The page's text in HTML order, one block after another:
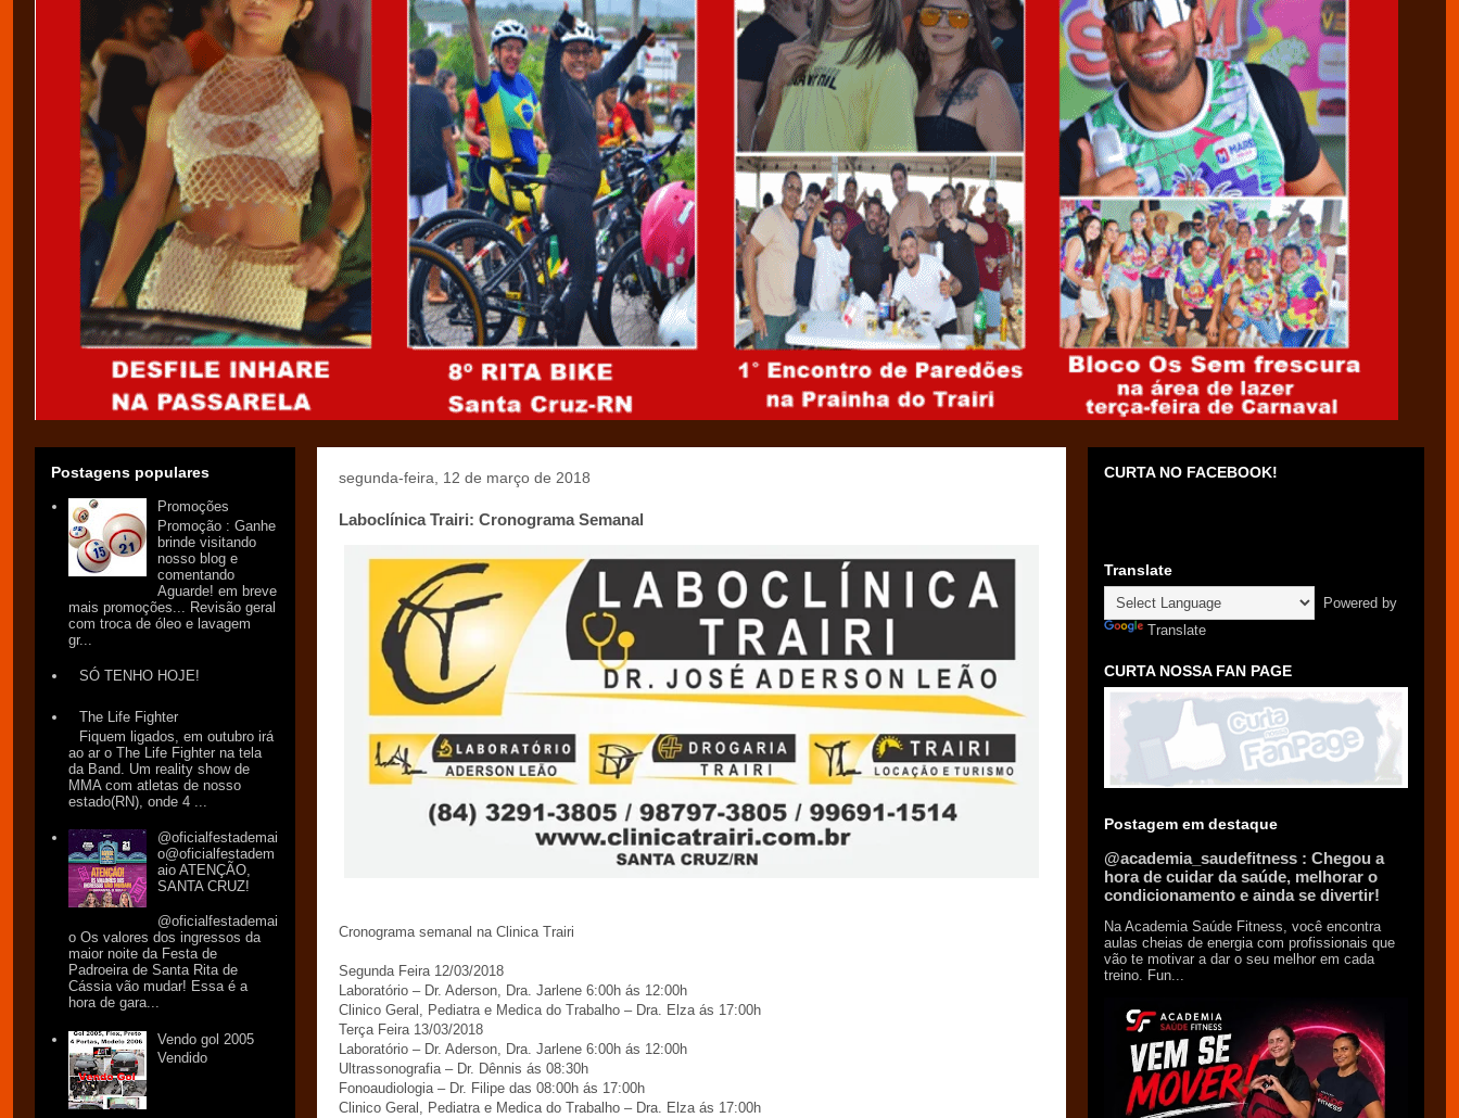
segunda-feira, 12 de março de 2018
Laboclínica Trairi: Cronograma Semanal
Cronograma semanal na Clinica Trairi
Segunda Feira 12/03/2018
Laboratório – Dr. Aderson, Dra. Jarlene 6:00h ás 12:00h
Clinico Geral, Pediatra e Medica do Trabalho – Dra. Elza ás 17:00h
Terça Feira 13/03/2018
Laboratório – Dr. Aderson, Dra. Jarlene 6:00h ás 12:00h
Ultrassonografia – Dr. Dênnis ás 08:30h
Fonoaudiologia – Dr. Filipe das 08:00h ás 17:00h
Clinico Geral, Pediatra e Medica do Trabalho – Dra. Elza ás 17:00h
Postagens populares
Promoções
Promoção : Ganhe
brinde visitando
nosso blog e
comentando
Aguarde! em breve
mais promoções... Revisão geral
com troca de óleo e lavagem
gr...
SÓ TENHO HOJE!
The Life Fighter
Fiquem ligados, em outubro irá
ao ar o The Life Fighter na tela
da Band. Um reality show de
MMA com atletas de nosso
estado(RN), onde 4 ...
@oficialfestademai
o@oficialfestadem
aio ATENÇÃO,
SANTA CRUZ!
@oficialfestademai
o Os valores dos ingressos da
maior noite da Festa de
Padroeira de Santa Rita de
Cássia vão mudar! Essa é a
hora de gara...
Vendo gol 2005
Vendido
CURTA NO FACEBOOK!
Translate
Powered by
Translate
CURTA NOSSA FAN PAGE
Postagem em destaque
@academia_saudefitness : Chegou a
hora de cuidar da saúde, melhorar o
condicionamento e ainda se divertir!
Na Academia Saúde Fitness, você encontra
aulas cheias de energia com profissionais que
vão te motivar a dar o seu melhor em cada
treino. Fun...